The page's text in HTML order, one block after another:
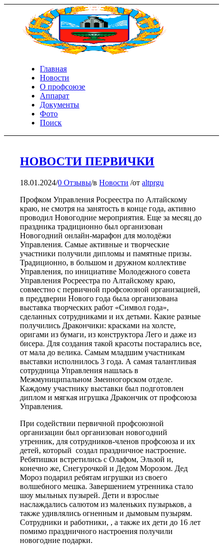
Главная
Новости
О профсоюзе
Аппарат
Документы
Фото
Поиск
НОВОСТИ ПЕРВИЧКИ
18.01.2024/0 Отзывы/вНовости /отaltprgu
Профком Управления Росреестра по Алтайскому
краю, не смотря на занятость в конце года, активно
проводил Новогодние мероприятия. Еще за месяц до
праздника традиционно был организован
Новогодний онлайн-марафон для молодёжи
Управления. Самые активные и творческие
участники получили дипломы и памятные призы.
Традиционно, в большом и дружном коллективе
Управления, по инициативе Молодежного совета
Управления Росреестра по Алтайскому краю,
совместно с первичной профсоюзной организацией,
в преддверии Нового года была организована
выставка творческих работ «Символ года»,
сделанных сотрудниками и их детьми. Какие разные
получились Дракончики: красками на холсте,
оригами из бумаги, из конструктора Лего и даже из
бисера. Для создания такой красоты постарались все,
от мала до велика. Самым младшим участникам
выставки исполнилось 3 года. А самая талантливая
сотрудница Управления нашлась в
Межмуниципальном Змеиногорском отделе.
Каждому участнику выставки был подготовлен
диплом и мягкая игрушка Дракончик от профсоюза
Управления.
При содействии первичной профсоюзной
организации был организован новогодний
утренник, для сотрудников-членов профсоюза и их
детей, который создал праздничное настроение.
Ребятишки встретились с Олафом, Эльзой и,
конечно же, Снегурочкой и Дедом Морозом. Дед
Мороз подарил ребятам игрушки из своего
волшебного мешка. Завершением утренника стало
шоу мыльных пузырей. Дети и взрослые
наслаждались салютом из маленьких пузырьков, а
также удивлялись огненным и дымовым пузырям.
Сотрудники и работники, , а также их дети до 16 лет
помимо праздничного настроения получили
новогодние подарки.